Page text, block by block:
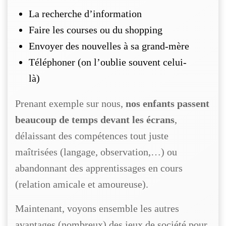
La recherche d’information
Faire les courses ou du shopping
Envoyer des nouvelles à sa grand-mère
Téléphoner (on l’oublie souvent celui-
là)
Prenant exemple sur nous, nos enfants passent
beaucoup de temps devant les écrans,
délaissant des compétences tout juste
maîtrisées (langage, observation,…) ou
abandonnant des apprentissages en cours
(relation amicale et amoureuse).
Maintenant, voyons ensemble les autres